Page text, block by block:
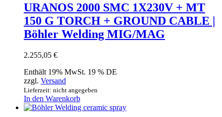
URANOS 2000 SMC 1X230V + MT
150 G TORCH + GROUND CABLE |
Böhler Welding MIG/MAG
2.255,05 €
Enthält 19% MwSt. 19 % DE
zzgl. Versand
Lieferzeit: nicht angegeben
In den Warenkorb